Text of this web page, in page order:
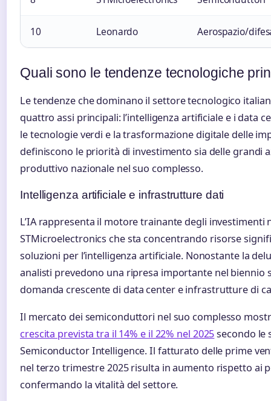
10 Leonardo Aerospazio/
Quali sono le tendenze tecnologiche
Le tendenze che dominano il settore tecnologico
quattro assi principali: l’intelligenza artificiale e i data
le tecnologie verdi e la trasformazione digitale delle
definiscono le priorità di investimento sia delle grandi
produttivo nazionale nel suo complesso.
Intelligenza artificiale e infrastrutture dati
L’IA rappresenta il motore trainante degli
STMicroelectronics che sta concentrando risorse
soluzioni per l’intelligenza artificiale. Nonostante la
analisti prevedono una ripresa importante nel biennio
domanda crescente di data center e infrastrutture di
Il mercato dei semiconduttori nel suo complesso
crescita prevista tra il 14% e il 22% nel 2025secondo le
Semiconductor Intelligence. Il fatturato delle prime
nel terzo trimestre 2025 risulta in aumento rispetto ai
confermando la vitalità del settore.